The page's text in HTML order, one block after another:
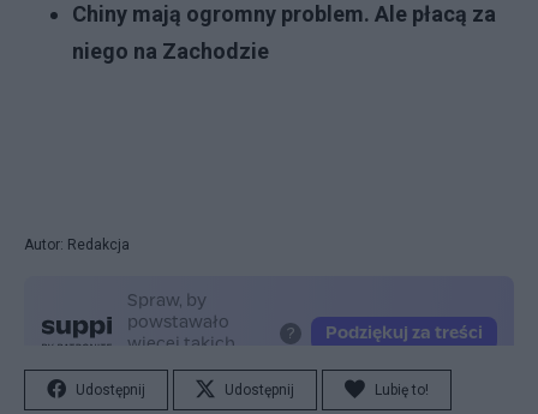
Chiny mają ogromny problem. Ale płacą za
niego na Zachodzie
Autor: Redakcja
Udostępnij Udostępnij Lubię to!